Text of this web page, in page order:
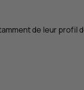
de leur profil